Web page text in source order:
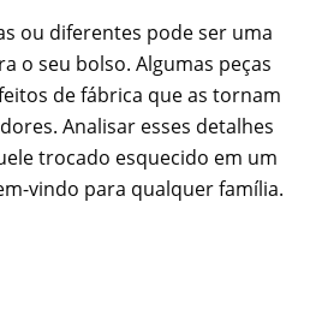
ou diferentes pode ser uma
o seu bolso. Algumas peças
de fábrica que as tornam
Analisar esses detalhes
trocado esquecido em um
vindo para qualquer família.